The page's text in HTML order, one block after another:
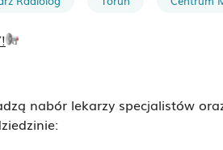
nabór lekarzy specjalistów